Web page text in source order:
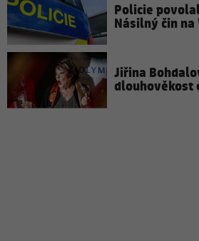
Policie
Násilný čin
Jiřina
dlouhověkost